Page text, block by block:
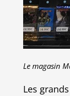
Le magasin
Les